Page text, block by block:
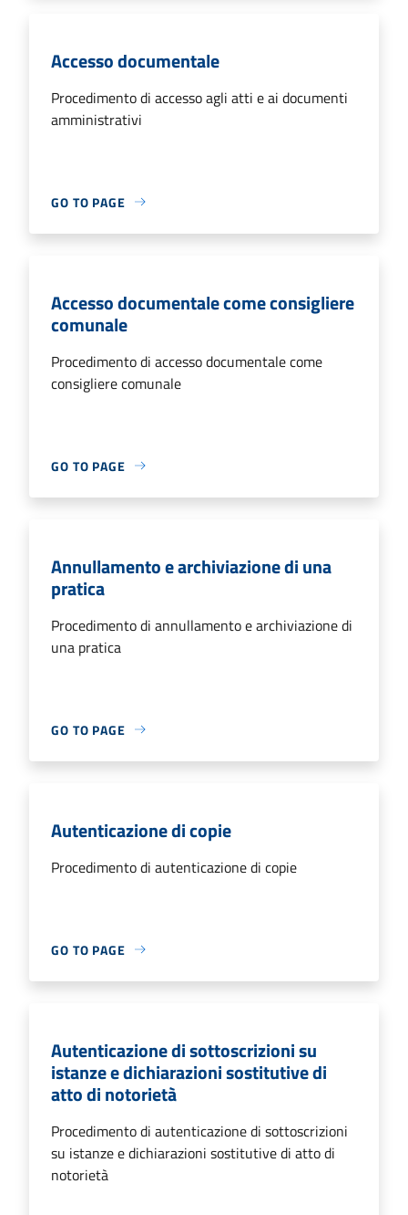
Accesso documentale
Procedimento di accesso agli atti e ai documenti
amministrativi
GO TO PAGE
Accesso documentale come consigliere
comunale
Procedimento di accesso documentale come
consigliere comunale
GO TO PAGE
Annullamento e archiviazione di una
pratica
Procedimento di annullamento e archiviazione di
una pratica
GO TO PAGE
Autenticazione di copie
Procedimento di autenticazione di copie
GO TO PAGE
Autenticazione di sottoscrizioni su
istanze e dichiarazioni sostitutive di
atto di notorietà
Procedimento di autenticazione di sottoscrizioni
su istanze e dichiarazioni sostitutive di atto di
notorietà